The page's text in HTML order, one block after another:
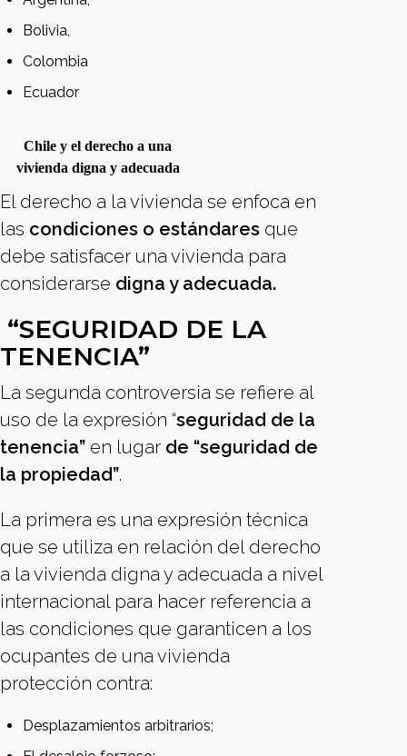
Bolivia,
Colombia
Ecuador
Chile y el derecho a una
vivienda digna y adecuada
El derecho a la vivienda se enfoca en
las condiciones o estándares que
debe satisfacer una vivienda para
considerarse digna y adecuada.
“SEGURIDAD DE LA
TENENCIA”
La segunda controversia se refiere al
uso de la expresión “seguridad de la
tenencia” en lugar de “seguridad de
la propiedad”.
La primera es una expresión técnica
que se utiliza en relación del derecho
a la vivienda digna y adecuada a nivel
internacional para hacer referencia a
las condiciones que garanticen a los
ocupantes de una vivienda
protección contra:
Desplazamientos arbitrarios;